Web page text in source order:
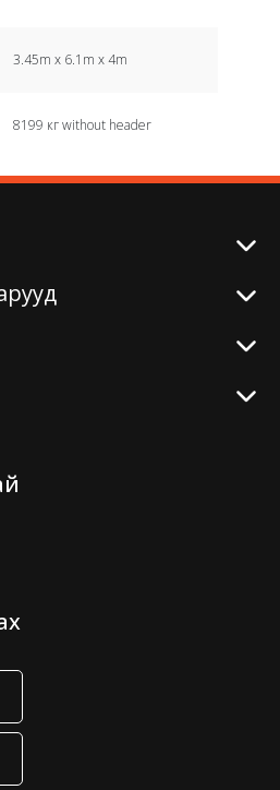
3.45m x 6.1m x 4m
8199 кг without header